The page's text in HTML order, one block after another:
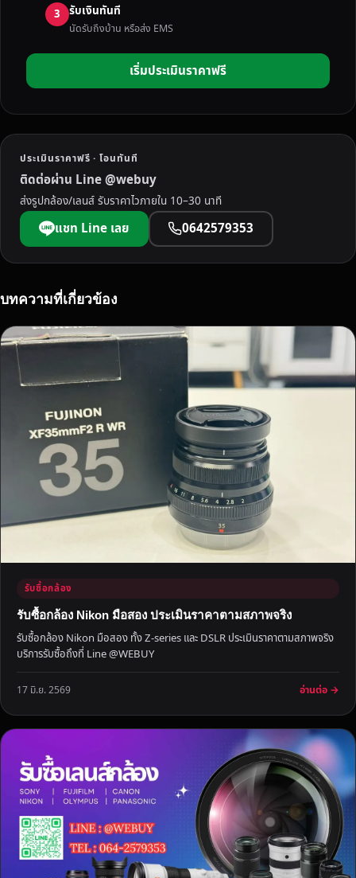
3 รับเงินทันที
นัดรับถึงบ้าน หรือส่ง EMS
เริ่มประเมินราคาฟรี
ประเมินราคาฟรี · โอนทันที
ติดต่อผ่าน Line @webuy
ส่งรูปกล้อง/เลนส์ รับราคาไวภายใน 10–30 นาที
แชท Line เลย 0642579353
บทความที่เกี่ยวข้อง
รับซื้อกล้อง
รับซื้อกล้อง Nikon มือสอง ประเมินราคาตามสภาพจริง
รับซื้อกล้อง Nikon มือสอง ทั้ง Z-series และ DSLR ประเมินราคาตามสภาพจริง
บริการรับซื้อถึงที่ Line @WEBUY
17 มิ.ย. 2569 อ่านต่อ →